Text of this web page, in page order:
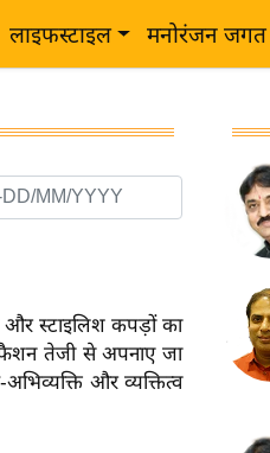
लाइफस्टाइल मनोरंजन जगत
स्टाइलिश कपड़ों का
तेजी से अपनाए जा
और व्यक्तित्व